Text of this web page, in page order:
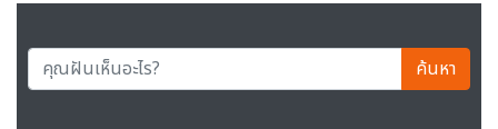
ค้นหา